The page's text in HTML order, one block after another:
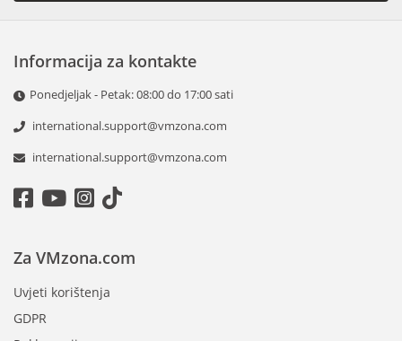
Informacija za kontakte
Ponedjeljak - Petak: 08:00 do 17:00 sati
international.support@vmzona.com
international.support@vmzona.com
Za VMzona.com
Uvjeti korištenja
GDPR